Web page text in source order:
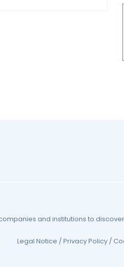
and institutions to
Legal Notice / Privacy Policy /